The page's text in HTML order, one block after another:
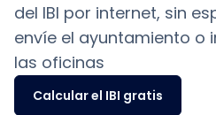
del IBI por internet, sin
envíe el ayuntamiento o
las oficinas
Calcular el IBI gratis